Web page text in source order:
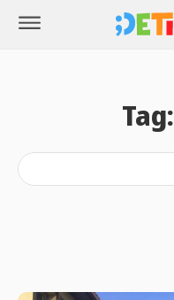
Tag: